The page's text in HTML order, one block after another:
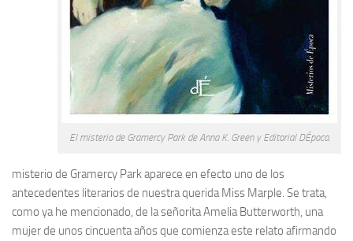
El misterio de Gramercy Park de Anna K. Green y Editorial DÉpoca.
misterio de Gramercy Parkaparece en efecto uno de los
antecedentes literarios de nuestra querida Miss Marple. Se trata,
como ya he mencionado, de la señorita Amelia Butterworth, una
mujer de unos cincuenta años que comienza este relato afirmando